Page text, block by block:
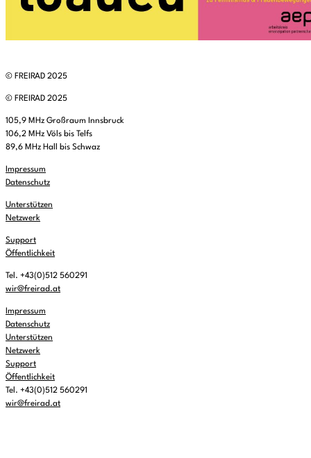
© FREIRAD 2025
© FREIRAD 2025
105,9 MHz Großraum Innsbruck
106,2 MHz Völs bis Telfs
89,6 MHz Hall bis Schwaz
Impressum
Datenschutz
Unterstützen
Netzwerk
Support
Öffentlichkeit
Tel. +43(0)512 560291
wir@freirad.at
Impressum
Datenschutz
Unterstützen
Netzwerk
Support
Öffentlichkeit
Tel. +43(0)512 560291
wir@freirad.at